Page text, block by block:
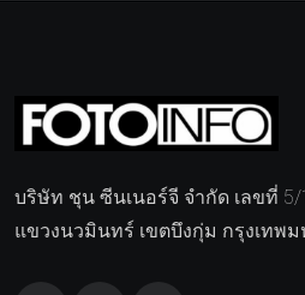
บริษัท ชุน ซีนเนอร์จี จำกัด เลขที่
แขวงนวมินทร์ เขตบึงกุ่ม กรุงเทพ